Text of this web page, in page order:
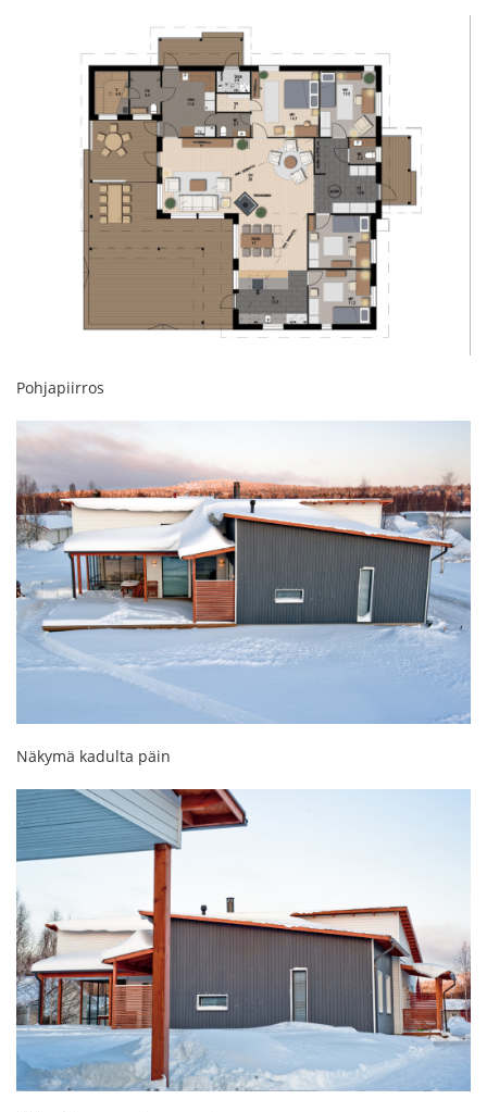
Pohjapiirros
Näkymä kadulta päin